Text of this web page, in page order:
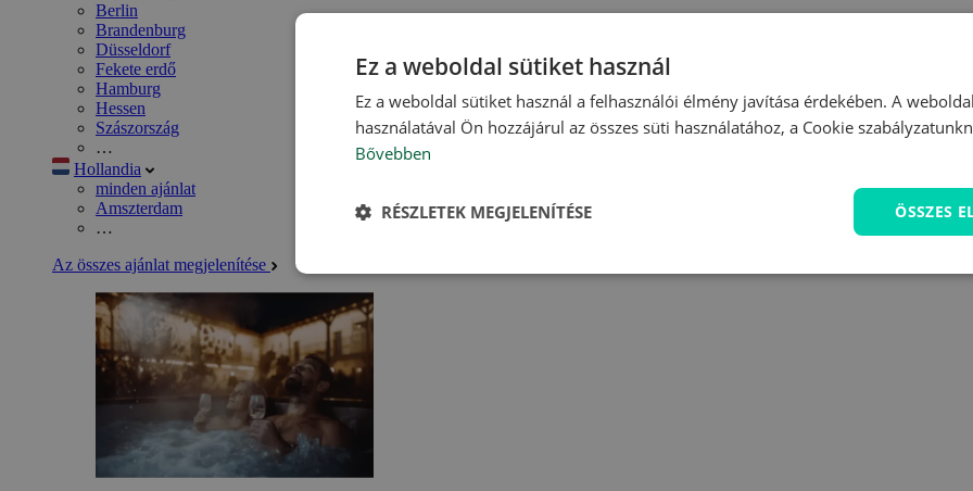
Berlin
Brandenburg
Düsseldorf
Fekete erdő
Hamburg
Hessen
Szászország
…
Hollandia
minden ajánlat
Amszterdam
…
Az összes ajánlat megjelenítése
Ez a weboldal sütiket használ
Ez a weboldal sütiket használ a felhasználói élmény javítása érdekében. A
használatával Ön hozzájárul az összes süti használatához, a Cookie
Bővebben
ÖSSZES
RÉSZLETEK MEGJELENÍTÉSE